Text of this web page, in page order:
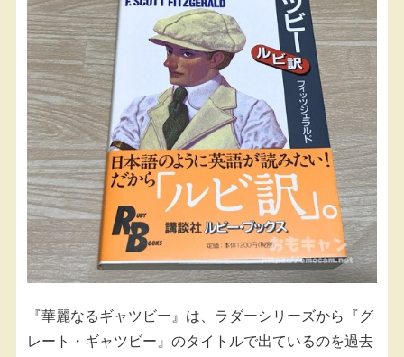
『華麗なるギャツビー』は、ラダーシリーズから『グ
レート・ギャツビー』のタイトルで出ているのを過去